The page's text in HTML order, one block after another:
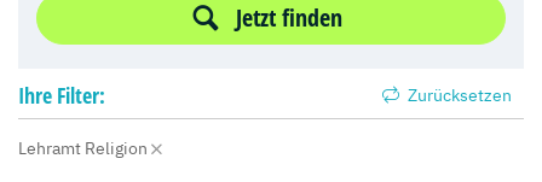
Jetzt finden
Ihre Filter: Zurücksetzen
Lehramt Religion